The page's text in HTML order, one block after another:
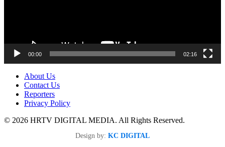
00:00 02:16
About Us
Contact Us
Reporters
Privacy Policy
© 2026 HRTV DIGITAL MEDIA. All Rights Reserved.
Design by: KC DIGITAL